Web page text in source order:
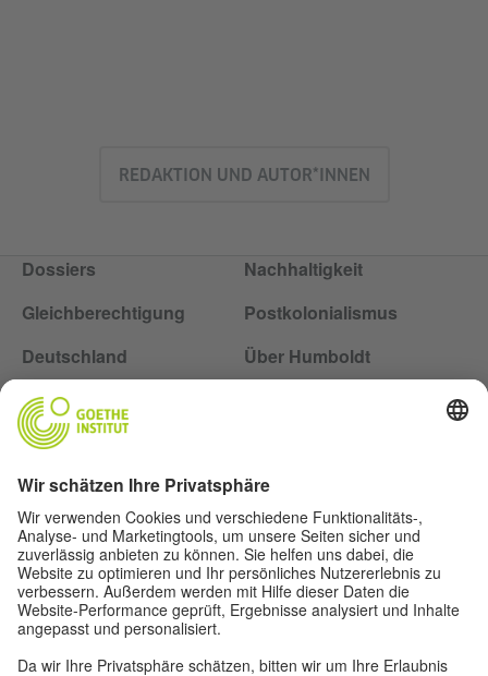
REDAKTION UND AUTOR*INNEN
Dossiers
Nachhaltigkeit
Gleichberechtigung
Postkolonialismus
Deutschland
Über Humboldt
Impressum
Datenschutz
Nutzungsbedingungen
Privatsphäre-Einstellungen
Folge dem Magazin Humboldt auf Social Media